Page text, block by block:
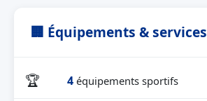
🏢 Équipements & services
🏆 4 équipements sportifs